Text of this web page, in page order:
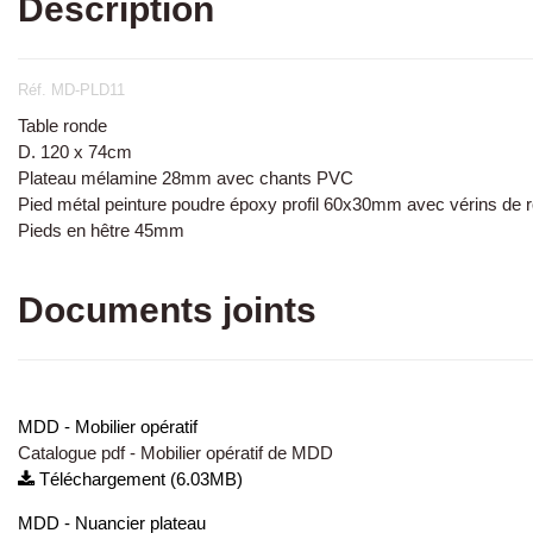
Description
Réf. MD-PLD11
Table ronde
D. 120 x 74cm
Plateau mélamine 28mm avec chants PVC
Pied métal peinture poudre époxy profil 60x30mm avec vérins de
Pieds en hêtre 45mm
Documents joints
MDD - Mobilier opératif
Catalogue pdf - Mobilier opératif de MDD
Téléchargement (6.03MB)
MDD - Nuancier plateau